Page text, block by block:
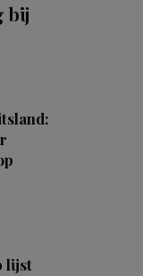
bij
lijst